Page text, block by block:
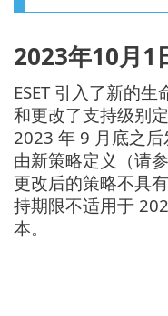
2023年10月1
ESET 引入了新的
和更改了支持级别
2023 年 9 月底之
由新策略定义（请
更改后的策略不具
持期限不适用于
本。